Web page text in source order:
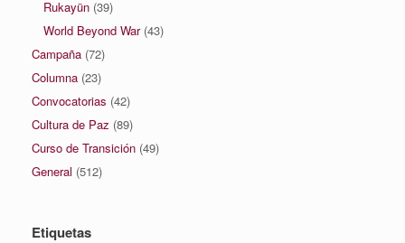
Rukayün (39)
World Beyond War(43)
Campaña (72)
Columna (23)
Convocatorias (42)
Cultura de Paz (89)
Curso de Transición (49)
General (512)
Etiquetas